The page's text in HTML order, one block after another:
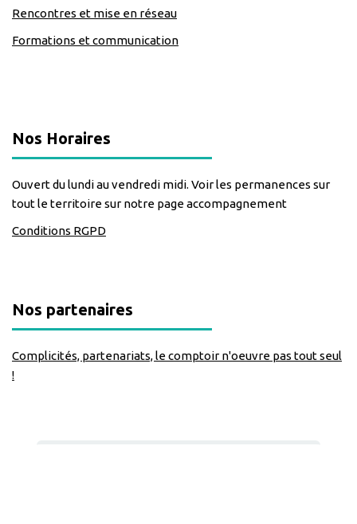
Rencontres et mise en réseau
Formations et communication
Nos Horaires
Ouvert du lundi au vendredi midi. Voir les permanences sur
tout le territoire sur notre page accompagnement
Conditions RGPD
Nos partenaires
Complicités, partenariats, le comptoir n'oeuvre pas tout seul
!